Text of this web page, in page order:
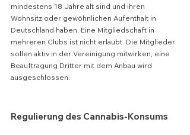
mindestens 18 Jahre alt sind und ihren
Wohnsitz oder gewöhnlichen Aufenthalt in
Deutschland haben. Eine Mitgliedschaft in
mehreren Clubs ist nicht erlaubt. Die Mitglieder
sollen aktiv in der Vereinigung mitwirken, eine
Beauftragung Dritter mit dem Anbau wird
ausgeschlossen.
Regulierung des Cannabis-Konsums